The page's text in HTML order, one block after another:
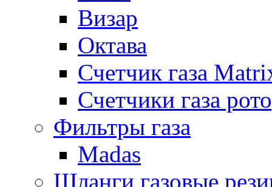
Визар
Октава
Счетчик газа
Счетчики газа
Фильтры газа
Madas
Шланги газовые